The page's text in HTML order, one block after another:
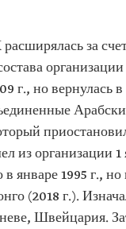
за
г., но вернулась
из организации
в январе 1995 г.,
(2018 г.).
Швейцария.